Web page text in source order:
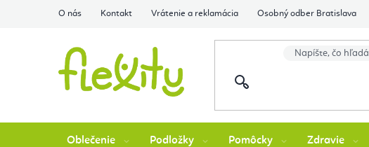
O nás Kontakt Vrátenie a reklamácia Osobný odber Bratislava
Oblečenie Podložky Pomôcky Zdravie